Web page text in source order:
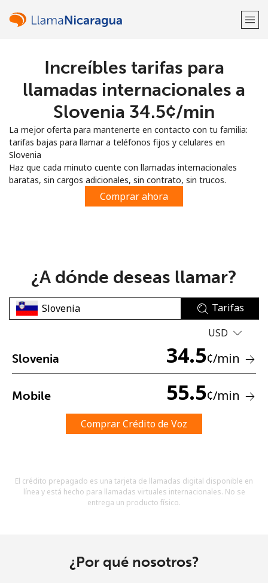
¡Bienvenido!
Regístrate con
o
No se ha creado una contraseña
Una letra mayúscula y una minúscula
Un caracter especial
Términos y condiciones.
Increíbles tarifas para
llamadas internacionales a
Slovenia ⁦34.5¢⁩/min
La mejor oferta para mantenerte en contacto con tu familia:
tarifas bajas para llamar a teléfonos fijos y celulares en
Slovenia
Haz que cada minuto cuente con llamadas internacionales
baratas, sin cargos adicionales, sin contrato, sin trucos.
Comprar ahora
¿A dónde deseas llamar?
Tarifas
USD
Slovenia 34.5¢/min
Mobile 55.5¢/min
Comprar Crédito de Voz
El crédito prepagado es una tarjeta de llamadas digital disponible en
línea y está hecho para llamadas virtuales internacionales. No se
entrega un producto físico.
¿Por qué nosotros?